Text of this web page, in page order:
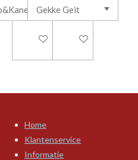
In winkelwagenIn winkelwagen
Home
Klantenservice
Informatie